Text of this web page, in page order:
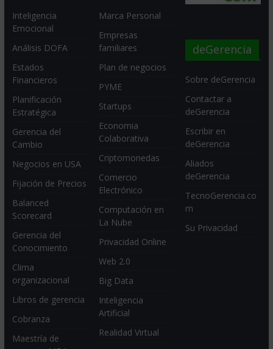
Inteligencia
Emocional
Análisis DOFA
Estados
Financieros
Planificación
Estratégica
Gerencia del
Cambio
Negocios en USA
Fijación de Precios
Balanced
Scorecard
Gerencia del
Conocimiento
Clima
organizacional
Libros de gerencia
Cobranza
Maestría de
Marca Personal
Empresas
familiares
Plan de negocios
PYME
Startups
Economia
Colaborativa
Criptomonedas
Comercio
Electrónico
Computación en
La Nube
Privacidad Online
Web 2.0
Big Data
Inteligencia
Artificial
Realidad Virtual
deGerencia
Sobre deGerencia
Contactar a
deGerencia
Escribir en
deGerencia
Aliados
deGerencia
TecnoGerencia.co
m
Su Privacidad